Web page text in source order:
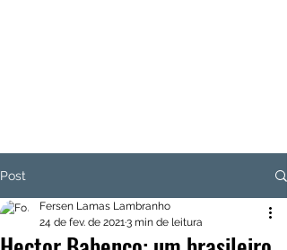
Post
Fersen Lamas Lambranho
24 de fev. de 20213 min de leitura